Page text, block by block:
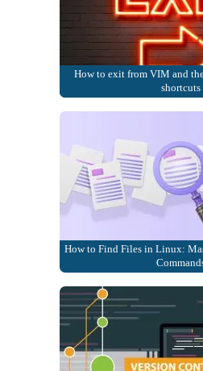
How to exit from VIM and
shortcuts
How to Find Files in Linux: